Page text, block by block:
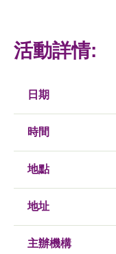
活動詳情:
日期
時間
地點
地址
主辦機構